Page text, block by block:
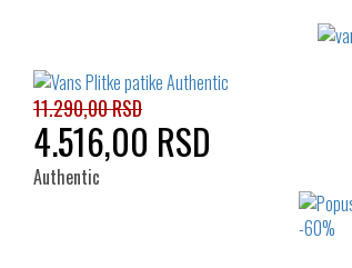
11.290,00 RSD
4.516,00 RSD
Authentic